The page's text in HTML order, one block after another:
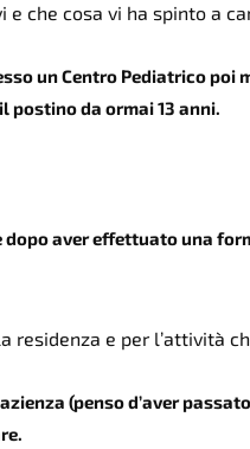
che cosa vi ha spinto a
un Centro Pediatrico poi
postino da ormai 13 anni.
aver effettuato una
residenza e per l’attività
(penso d’aver